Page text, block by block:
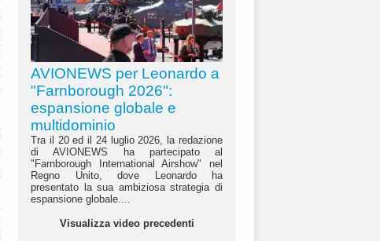
AVIONEWS per Leonardo a
"Farnborough 2026":
espansione globale e
multidominio
Tra il 20 ed il 24 luglio 2026, la redazione
di AVIONEWS ha partecipato al
"Farnborough International Airshow" nel
Regno Unito, dove Leonardo ha
presentato la sua ambiziosa strategia di
espansione globale....
Visualizza video precedenti